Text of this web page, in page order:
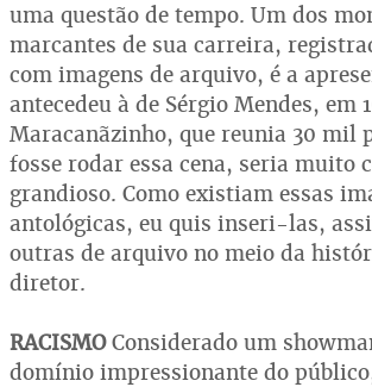
uma questão de tempo. Um dos
marcantes de sua carreira,
com imagens de arquivo, é a
antecedeu à de Sérgio Mendes, em
Maracanãzinho, que reunia 30 mil
fosse rodar essa cena, seria muito
grandioso. Como existiam essas
antológicas, eu quis inseri-las,
outras de arquivo no meio da
diretor.
RACISMOConsiderado um
domínio impressionante do